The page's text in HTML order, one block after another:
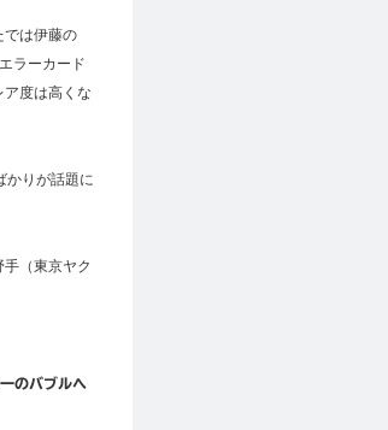
では伊藤の
ラーカード
度は高くな
かりが話題に
（東京ヤク
のバブルヘ